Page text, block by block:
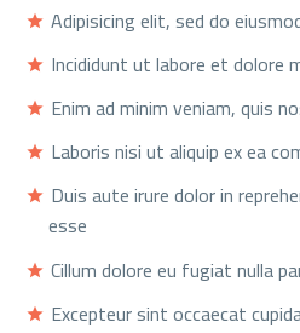
Adipisicing elit, sed do
Incididunt ut labore et dolore
Enim ad minim veniam, quis
Laboris nisi ut aliquip ex ea
Duis aute irure dolor in
esse
Cillum dolore eu fugiat nulla
Excepteur sint occaecat